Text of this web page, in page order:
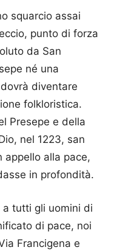
squarcio assai
punto di forza
da San
né una
diventare
folkloristica.
Presepe e della
nel 1223, san
appello alla pace,
in profondità.
tutti gli uomini di
di pace, noi
Francigena e